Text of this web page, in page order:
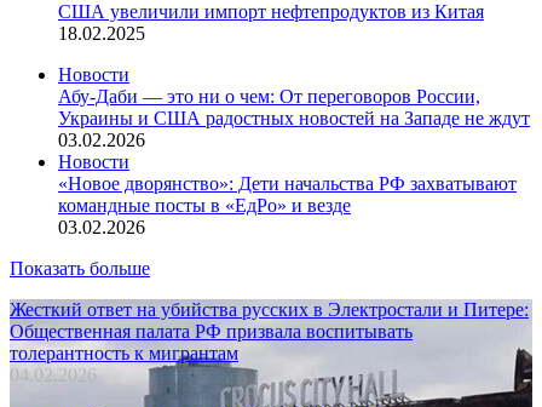
США увеличили импорт нефтепродуктов из Китая
18.02.2025
Новости
Абу-Даби — это ни о чем: От переговоров России,
Украины и США радостных новостей на Западе не ждут
03.02.2026
Новости
«Новое дворянство»: Дети начальства РФ захватывают
командные посты в «ЕдРо» и везде
03.02.2026
Показать больше
Жесткий ответ на убийства русских в Электростали и Питере:
Общественная палата РФ призвала воспитывать
толерантность к мигрантам
04.02.2026